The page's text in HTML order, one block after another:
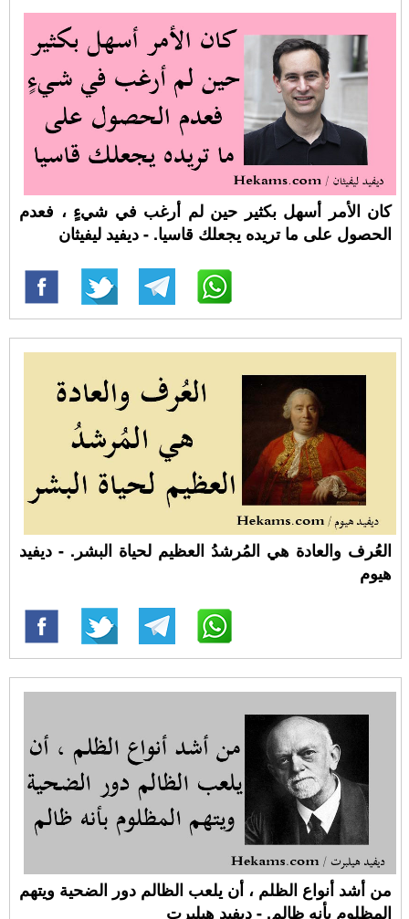
كان الأمر أسهل بكثير حين لم أرغب في شيءٍ ، فعدم
الحصول على ما تريده يجعلك قاسيا. - ديفيد ليفيثان
العُرف والعادة هي المُرشدُ العظيم لحياة البشر. - ديفيد
هيوم
من أشد أنواع الظلم ، أن يلعب الظالم دور الضحية ويتهم
المظلوم بأنه ظالم. - ديفيد هيلبرت